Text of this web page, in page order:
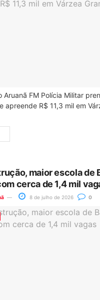
Aruanã FM Polícia Militar
apreende R$ 11,3 mil em
maior escola de
cerca de 1,4 mil
8 de julho de 2026 0